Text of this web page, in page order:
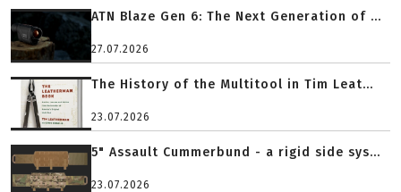
ATN Blaze Gen 6: The Next Generation of ...
27.07.2026
The History of the Multitool in Tim Leat...
23.07.2026
5" Assault Cummerbund - a rigid side sys...
23.07.2026